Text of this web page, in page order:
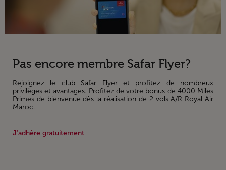
Pas encore membre Safar Flyer?
Rejoignez le club Safar Flyer et profitez de nombreux
privilèges et avantages. Profitez de votre bonus de 4000 Miles
Primes de bienvenue dès la réalisation de 2 vols A/R Royal Air
Maroc.
J’adhère gratuitement